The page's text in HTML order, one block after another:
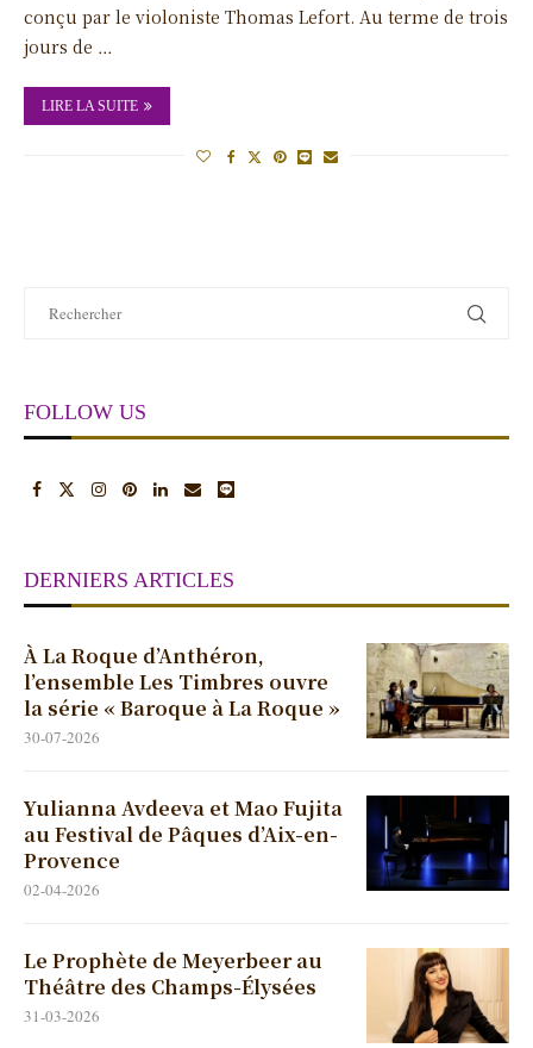
conçu par le violoniste Thomas Lefort. Au terme de trois
jours de …
LIRE LA SUITE
FOLLOW US
DERNIERS ARTICLES
À La Roque d’Anthéron,
l’ensemble Les Timbres ouvre
la série « Baroque à La Roque »
30-07-2026
Yulianna Avdeeva et Mao Fujita
au Festival de Pâques d’Aix-en-
Provence
02-04-2026
Le Prophète de Meyerbeer au
Théâtre des Champs-Élysées
31-03-2026